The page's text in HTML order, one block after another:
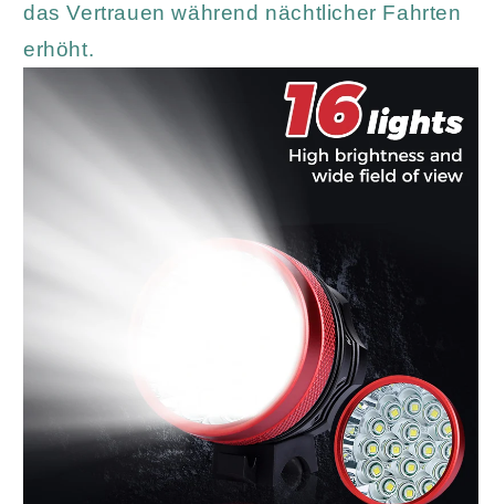
das Vertrauen während nächtlicher Fahrten
erhöht.